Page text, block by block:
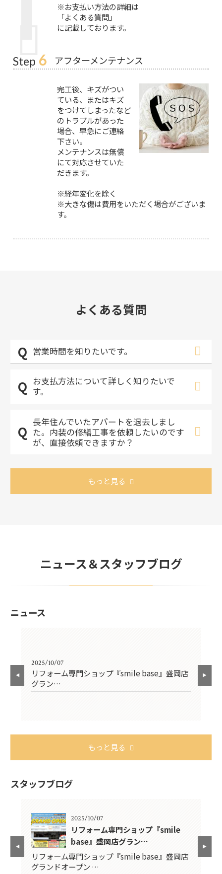
※お支払い方法の詳細は
「よくある質問」
に記載しております。
Step 6 アフターメンテナンス
完工後、キズがつい
ている、またはキズ
をつけてしまったなど
のトラブルがあった
場合、早急にご連絡
下さい。
メンテナンスは無償
にて対応させていた
だきます。
※経年変化を除く
※大きな傷は費用をいただく場合がございま
す。
よくある質問
営業時間を知りたいです。
お支払方法について詳しく知りたいで
す。
長年住んでいたアパートを退去しまし
た。内装の修繕工事を依頼したいのです
が、直接依頼できますか？
もっと見る
ニュース＆スタッフブログ
ニュース
2025/10/07
リフォーム専門ショップ『smile base』盛岡店
グラン…
もっと見る
スタッフブログ
2025/10/07
リフォーム専門ショップ『smile
base』盛岡店グラン…
リフォーム専門ショップ『smile base』盛岡店
グランドオープン …